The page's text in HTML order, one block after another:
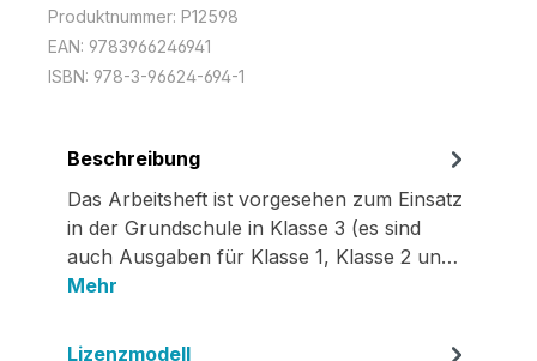
Produktnummer: P12598
EAN: 9783966246941
ISBN: 978-3-96624-694-1
Beschreibung
Das Arbeitsheft ist vorgesehen zum Einsatz
in der Grundschule in Klasse 3 (es sind
auch Ausgaben für Klasse 1, Klasse 2 un…
Mehr
Lizenzmodell